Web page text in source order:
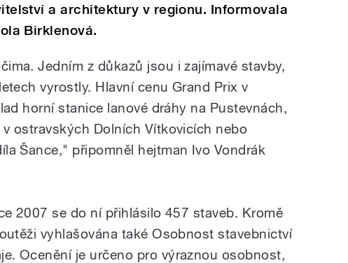
a architektury v regionu. Informovala
Birklenová.
Jedním z důkazů jsou i zajímavé stavby,
vyrostly. Hlavní cenu Grand Prix v
horní stanice lanové dráhy na Pustevnách,
ostravských Dolních Vítkovicích nebo
Šance," připomněl hejtman Ivo Vondrák
2007 se do ní přihlásilo 457 staveb. Kromě
vyhlašována také Osobnost stavebnictví
Ocenění je určeno pro výraznou osobnost,